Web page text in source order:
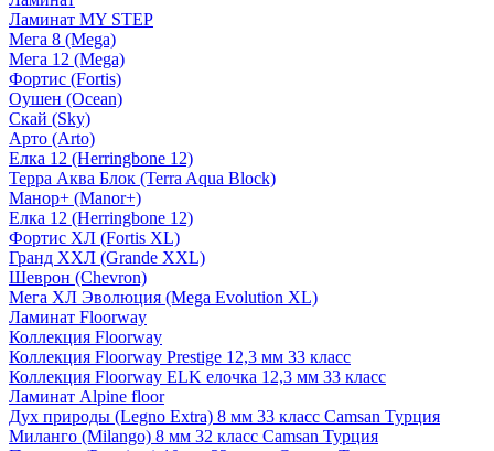
Ламинат MY STEP
Мега 8 (Mega)
Мега 12 (Mega)
Фортис (Fortis)
Оушен (Ocean)
Скай (Sky)
Арто (Arto)
Елка 12 (Herringbone 12)
Терра Аква Блок (Terra Aqua Block)
Манор+ (Manor+)
Елка 12 (Herringbone 12)
Фортис ХЛ (Fortis XL)
Гранд ХХЛ (Grande XXL)
Шеврон (Chevron)
Мега ХЛ Эволюция (Mega Evolution XL)
Ламинат Floorway
Коллекция Floorway
Коллекция Floorway Prestige 12,3 мм 33 класс
Коллекция Floorway ELK елочка 12,3 мм 33 класс
Ламинат Alpine floor
Дух природы (Legno Extra) 8 мм 33 класс Camsan Турция
Миланго (Milango) 8 мм 32 класс Camsan Турция